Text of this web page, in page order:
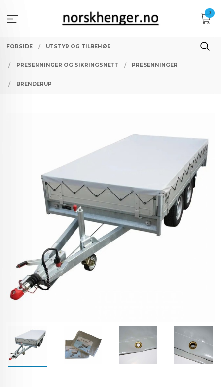
innholdet
0
FORSIDE UTSTYR OG TILBEHØR
PRESENNINGER OG SIKRINGSNETT PRESENNINGER
BRENDERUP